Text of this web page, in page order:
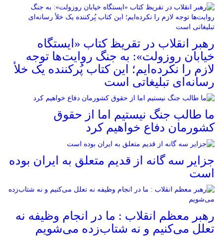
رهبر انقلاب در تقریظ کتاب «ایستگاه
خیابان روزولت»: به جنگ روایت‌ها توجه
لازم را نکرده‌ایم؛ این کتاب پُرکننده‌ یک خلأ
رسانه‌ای تبلیغاتی است
ما طالب جنگ نیستیم اما از حقوق
کشورمان دفاع خواهیم کرد
جزایر سه گانه از قدیم متعلق به ایران بوده
است
رهبر معظم انقلاب : ما در انجام وظیفه نه
تعلل می‌کنیم و نه شتاب‌زده می‌شویم